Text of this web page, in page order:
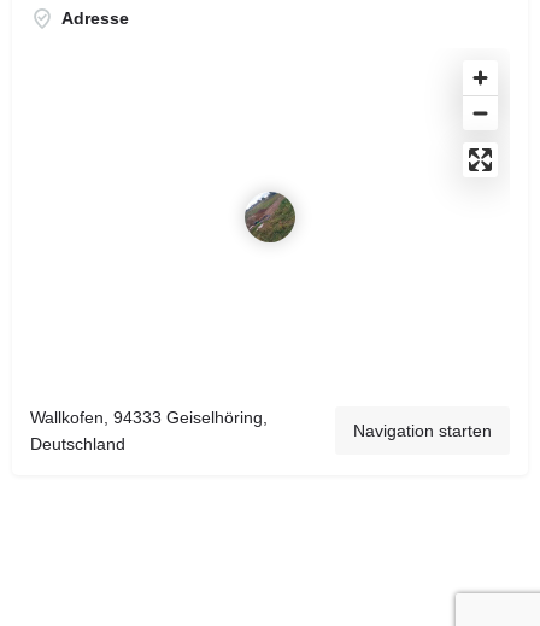
Adresse
Wallkofen, 94333 Geiselhöring,
Deutschland
Navigation starten